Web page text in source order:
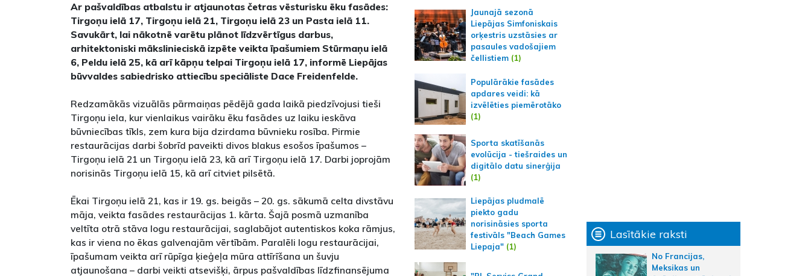
Ar pašvaldības atbalstu ir atjaunotas četras vēsturisku ēku fasādes:
Tirgoņu ielā 17, Tirgoņu ielā 21, Tirgoņu ielā 23 un Pasta ielā 11.
Savukārt, lai nākotnē varētu plānot līdzvērtīgus darbus,
arhitektoniski mākslinieciskā izpēte veikta īpašumiem Stūrmaņu ielā
6, Peldu ielā 25, kā arī kāpņu telpai Tirgoņu ielā 17, informē Liepājas
būvvaldes sabiedrisko attiecību speciāliste Dace Freidenfelde.
Redzamākās vizuālās pārmaiņas pēdējā gada laikā piedzīvojusi tieši
Tirgoņu iela, kur vienlaikus vairāku ēku fasādes uz laiku ieskāva
būvniecības tīkls, zem kura bija dzirdama būvnieku rosība. Pirmie
restaurācijas darbi šobrīd paveikti divos blakus esošos īpašumos –
Tirgoņu ielā 21 un Tirgoņu ielā 23, kā arī Tirgoņu ielā 17. Darbi joprojām
norisinās Tirgoņu ielā 15, kā arī citviet pilsētā.
Ēkai Tirgoņu ielā 21, kas ir 19. gs. beigās – 20. gs. sākumā celta divstāvu
māja, veikta fasādes restaurācijas 1. kārta. Šajā posmā uzmanība
veltīta otrā stāva logu restaurācijai, saglabājot autentiskos koka rāmjus,
kas ir viena no ēkas galvenajām vērtībām. Paralēli logu restaurācijai,
īpašumam veikta arī rūpīga ķieģeļa mūra attīrīšana un šuvju
atjaunošana – darbi veikti atsevišķi, ārpus pašvaldības līdzfinansējuma
Jaunajā sezonā
Liepājas Simfoniskais
orķestris uzstāsies ar
pasaules vadošajiem
čellistiem(1)
Populārākie fasādes
apdares veidi: kā
izvēlēties piemērotāko
(1)
Sporta skatīšanās
evolūcija - tiešraides un
digitālo datu sinerģija
(1)
Liepājas pludmalē
piekto gadu
norisināsies sporta
festivāls "Beach Games
Liepaja"(1)
Lasītākie raksti
No Francijas,
Meksikas un